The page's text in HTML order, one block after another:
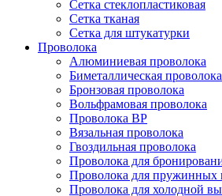
Сетка стеклопластиковая
Сетка тканая
Сетка для штукатурки
Проволока
Алюминиевая проволока
Биметаллическая проволока
Бронзовая проволока
Вольфрамовая проволока
Проволока ВР
Вязальная проволока
Гвоздильная проволока
Проволока для
Проволока для пружинных
Проволока для холодной